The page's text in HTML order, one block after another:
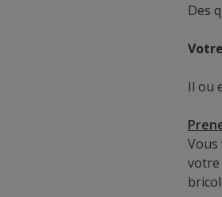
Des
Il ou
Vous
votre